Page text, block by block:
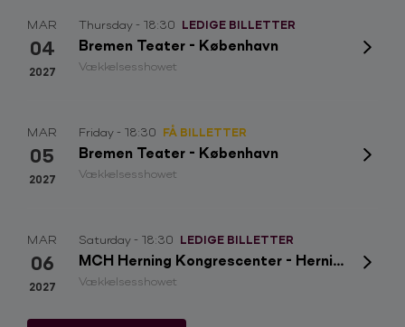
MAR
04
2027
Thursday - 18:30 LEDIGE BILLETTER
Bremen Teater - København
Vækkelsesshowet
MAR
05
2027
Friday - 18:30 FÅ BILLETTER
Bremen Teater - København
Vækkelsesshowet
MAR
06
2027
Saturday - 18:30 LEDIGE BILLETTER
MCH Herning Kongrescenter - Herning
Vækkelsesshowet